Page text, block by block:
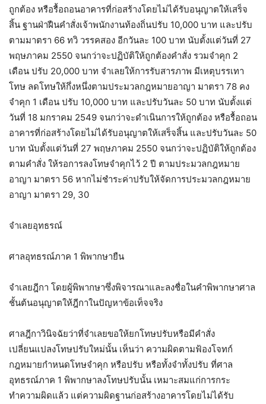
ถูกต้อง หรือรื้อถอนอาคารที่ก่อสร้างโดยไม่ได้รับอนุญาตให้เสร็จ
สิ้น ฐานฝ่าฝืนคำสั่งเจ้าพนักงานท้องถิ่นปรับ 10,000 บาท และปรับ
ตามมาตรา 66 ทวิ วรรคสอง อีกวันละ 100 บาท นับตั้งแต่วันที่ 27
พฤษภาคม 2550 จนกว่าจะปฏิบัติให้ถูกต้องคำสั่ง รวมจำคุก 2
เดือน ปรับ 20,000 บาท จำเลยให้การรับสารภาพ มีเหตุบรรเทา
โทษ ลดโทษให้กึ่งหนึ่งตามประมวลกฎหมายอาญา มาตรา 78 คง
จำคุก 1 เดือน ปรับ 10,000 บาท และปรับวันละ 50 บาท นับตั้งแต่
วันที่ 18 มกราคม 2549 จนกว่าจะดำเนินการให้ถูกต้อง หรือรื้อถอน
อาคารที่ก่อสร้างโดยไม่ได้รับอนุญาตให้เสร็จสิ้น และปรับวันละ 50
บาท นับตั้งแต่วันที่ 27 พฤษภาคม 2550 จนกว่าจะปฏิบัติให้ถูกต้อง
ตามคำสั่ง ให้รอการลงโทษจำคุกไว้ 2 ปี ตามประมวลกฎหมาย
อาญา มาตรา 56 หากไม่ชำระค่าปรับให้จัดการประมวลกฎหมาย
อาญา มาตรา 29, 30
จำเลยอุทธรณ์
ศาลอุทธรณ์ภาค 1 พิพากษายืน
จำเลยฎีกา โดยผู้พิพากษาซึ่งพิจารณาและลงชื่อในคำพิพากษาศาล
ชั้นต้นอนุญาตให้ฎีกาในปัญหาข้อเท็จจริง
ศาลฎีกาวินิจฉัยว่าที่จำเลยขอให้ยกโทษปรับหรือมีคำสั่ง
เปลี่ยนแปลงโทษปรับใหม่นั้น เห็นว่า ความผิดตามฟ้องโจทก์
กฎหมายกำหนดโทษจำคุก หรือปรับ หรือทั้งจำทั้งปรับ ที่ศาล
อุทธรณ์ภาค 1 พิพากษาลงโทษปรับนั้น เหมาะสมแก่การกระ
ทำความผิดแล้ว แต่ความผิดฐานก่อสร้างอาคารโดยไม่ได้รับ